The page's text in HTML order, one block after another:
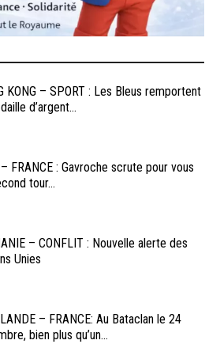
KONG – SPORT : Les Bleus remportent
d’argent...
FRANCE : Gavroche scrute pour vous
tour...
– CONFLIT : Nouvelle alerte des
Unies
– FRANCE: Au Bataclan le 24
bien plus qu’un...